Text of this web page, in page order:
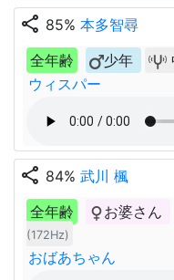
share 85% 本多智尋
全年齢
少年
ウィスパー
share 84% 武川 楓
全年齢
お婆さん
(172Hz)
おばあちゃん